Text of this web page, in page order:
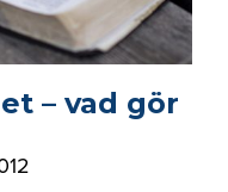
– vad gör